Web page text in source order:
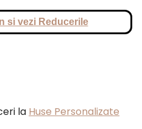
si vezi Reducerile
la Huse Personalizate